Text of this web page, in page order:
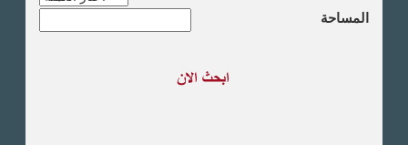
الصحراوى
المساحة